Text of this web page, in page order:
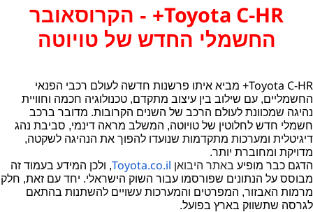
Toyota C-HR+ - הקרוסאובר
החשמלי החדש של טויוטה
Toyota C-HR+ מביא איתו פרשנות חדשה לעולם רכבי הפנאי
החשמליים, עם שילוב בין עיצוב מתקדם, טכנולוגיה חכמה וחוויית
נהיגה שמכוונת לעולם הרכב של השנים הקרובות. מדובר ברכב
חשמלי חדש לחלוטין של טויוטה, המשלב מראה דינמי, סביבת נהג
דיגיטלית ומערכות מתקדמות שנועדו להפוך את הנהיגה לשקטה,
מדויקת ומחוברת יותר.
הדגם כבר מופיע באתר היבואן Toyota.co.il, ולכן המידע בעמוד זה
מבוסס על הנתונים שפורסמו עבור השוק הישראלי. יחד עם זאת, חלק
מרמות האבזור, המפרטים והמערכות עשויים להשתנות בהתאם
לגרסה שתשווק בארץ בפועל.